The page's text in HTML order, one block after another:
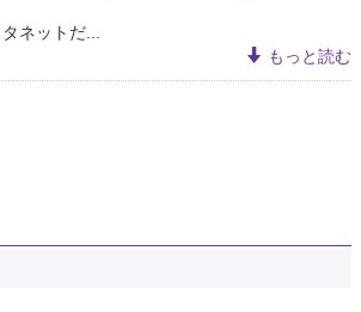
ネットだ...
もっと読む